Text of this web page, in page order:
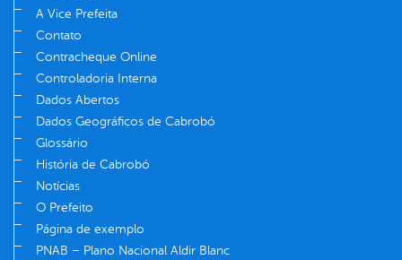
A Vice Prefeita
Contato
Contracheque Online
Controladoria Interna
Dados Abertos
Dados Geográficos de Cabrobó
Glossário
História de Cabrobó
Notícias
O Prefeito
Página de exemplo
PNAB – Plano Nacional Aldir Blanc